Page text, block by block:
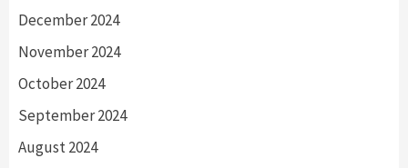
December 2024
November 2024
October 2024
September 2024
August 2024